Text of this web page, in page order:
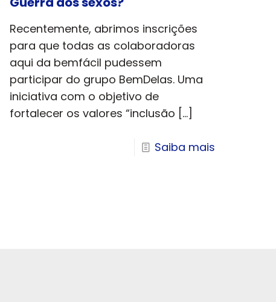
Recentemente, abrimos inscrições
para que todas as colaboradoras
aqui da bemfácil pudessem
participar do grupo BemDelas. Uma
iniciativa com o objetivo de
fortalecer os valores “inclusão […]
Saiba mais